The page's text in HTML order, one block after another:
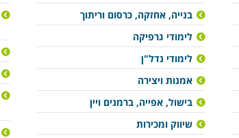
בנייה, אחזקה, כרסום וריתוך
לימודי גרפיקה
לימודי נדל"ן
אמנות ויצירה
בישול, אפייה, ברמנים ויין
שיווק ומכירות